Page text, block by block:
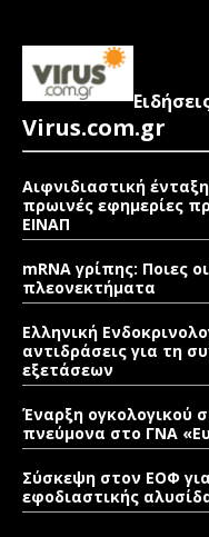
Virus.com.gr
Αιφνιδιαστική
πρωινές εφημερίες
ΕΙΝΑΠ
mRNA γρίπης: Ποιες
πλεονεκτήματα
Ελληνική
αντιδράσεις για τη
εξετάσεων
Έναρξη ογκολογικού
πνεύμονα στο ΓΝΑ
Σύσκεψη στον ΕΟΦ
εφοδιαστικής